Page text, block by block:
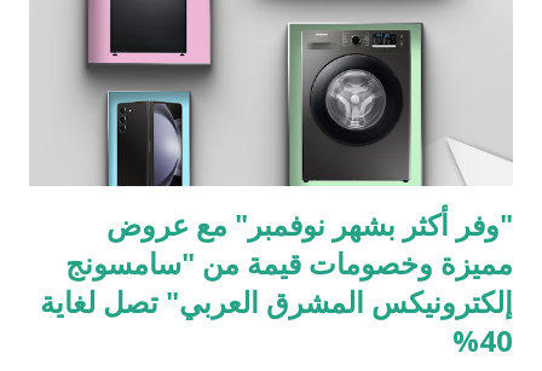
العالم. نحن واثقون من أن هذه ستكون خطوة كبيرة نحو تحقيق رؤية
CRETA لمجتمع حيث يندمج المبدعون واللاعبون بسلاسة. نرحب
بيوشيكي أوكاموتو (Yoshiki Okamoto) كمشروع افتتاحي وهذا
كان ...
"وفر أكثر بشهر نوفمبر" مع عروض
مميزة وخصومات قيمة من "سامسونج
إلكترونيكس المشرق العربي" تصل لغاية
40%